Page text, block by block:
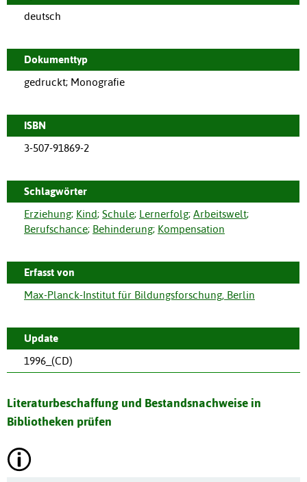
deutsch
Dokumenttyp
gedruckt; Monografie
ISBN
3-507-91869-2
Schlagwörter
Erziehung; Kind; Schule; Lernerfolg; Arbeitswelt;
Berufschance; Behinderung; Kompensation
Erfasst von
Max-Planck-Institut für Bildungsforschung, Berlin
Update
1996_(CD)
Literaturbeschaffung und Bestandsnachweise in
Bibliotheken prüfen